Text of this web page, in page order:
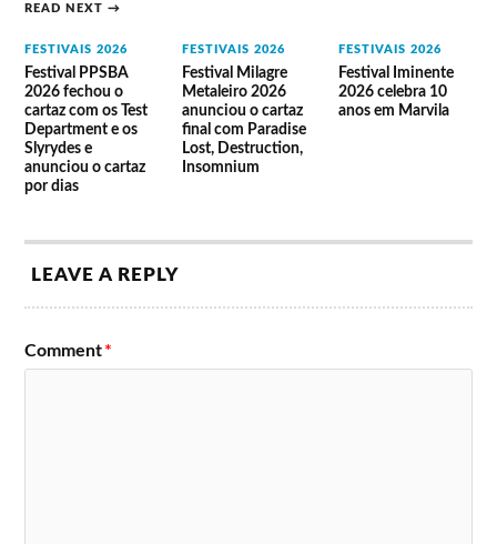
READ NEXT →
FESTIVAIS 2026
Festival PPSBA
2026 fechou o
cartaz com os Test
Department e os
Slyrydes e
anunciou o cartaz
por dias
FESTIVAIS 2026
Festival Milagre
Metaleiro 2026
anunciou o cartaz
final com Paradise
Lost, Destruction,
Insomnium
FESTIVAIS 2026
Festival Iminente
2026 celebra 10
anos em Marvila
LEAVE A REPLY
Comment*